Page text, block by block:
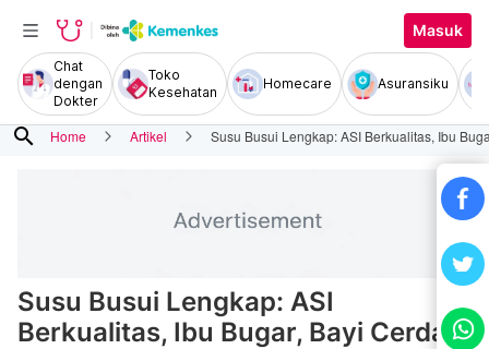
Masuk
Chat
dengan
Dokter
Toko
Kesehatan
Homecare Asuransiku
search Home Artikel Susu Busui Lengkap: ASI Berkualitas, Ibu
Susu Busui Lengkap: ASI
Berkualitas, Ibu Bugar, Bayi Cerdas